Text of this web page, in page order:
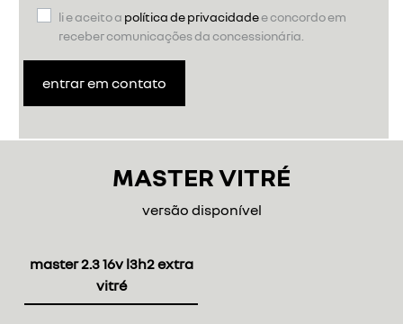
li e aceito a política de privacidadee concordo em
receber comunicações da concessionária.
entrar em contato
MASTER VITRÉ
versão disponível
master 2.3 16v l3h2 extra
vitré